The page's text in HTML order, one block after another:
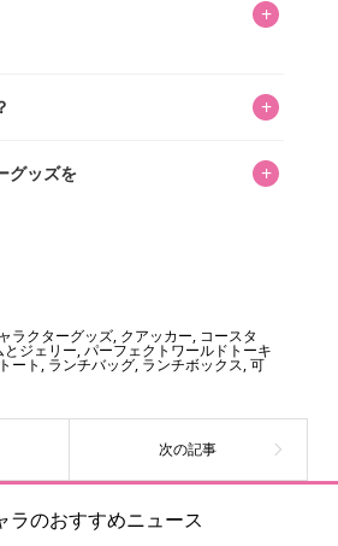
点の新商品を選定・購入する編集
しています。
用していません。編集長KOSが最終確
しています。
+
保証します。なお、記事内に価格は
えできないからです。
+
グッズを
+
ディなキャラクターやアニメキャラ
生まれたばかりの新しいキャラクタ
お届けすることも、私たちの使命の
ラクターグッズ, クアッカー, コースタ
とジェリー,パーフェクトワールドトーキ
ート, ランチバッグ, ランチボックス,可
ラのおすすめニュース